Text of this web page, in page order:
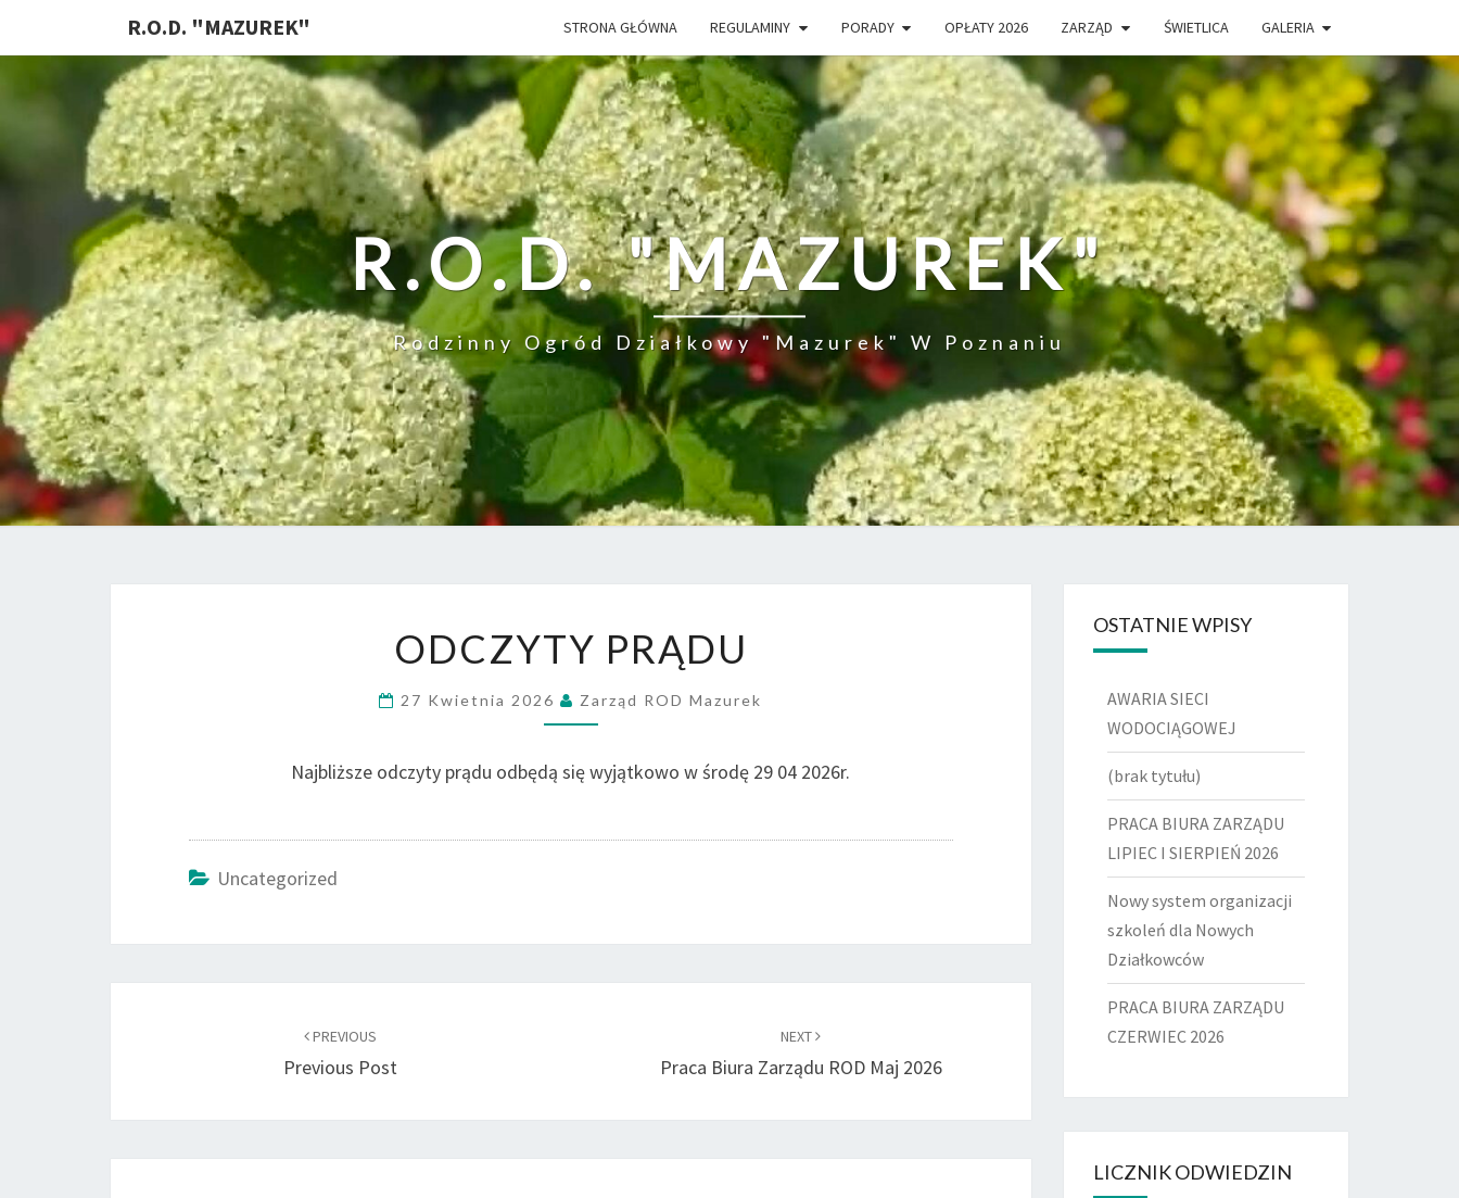
R.O.D. "MAZUREK" STRONA GŁÓWNA REGULAMINY PORADY OPŁATY 2026 ZARZĄD ŚWIETLICA GALERIA
R.O.D. "MAZUREK"
Rodzinny Ogród Działkowy "Mazurek" W Poznaniu
PRĄDU
ODCZYTY PRĄDU
27 Kwietnia 2026 Zarząd ROD Mazurek
Najbliższe odczyty prądu odbędą się wyjątkowo w środę 29 04 2026r.
Uncategorized
PREVIOUS
Previous Post
NEXT
Praca Biura Zarządu ROD Maj 2026
OSTATNIE WPISY
AWARIA SIECI
WODOCIĄGOWEJ
(brak tytułu)
PRACA BIURA ZARZĄDU
LIPIEC I SIERPIEŃ 2026
Nowy system organizacji
szkoleń dla Nowych
Działkowców
PRACA BIURA ZARZĄDU
CZERWIEC 2026
LICZNIK ODWIEDZIN